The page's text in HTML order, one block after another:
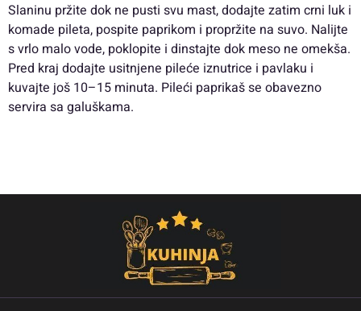
Slaninu pržite dok ne pusti svu mast, dodajte zatim crni luk i
komade pileta, pospite paprikom i propržite na suvo. Nalijte
s vrlo malo vode, poklopite i dinstajte dok meso ne omekša.
Pred kraj dodajte usitnjene pileće iznutrice i pavlaku i
kuvajte još 10–15 minuta. Pileći paprikaš se obavezno
servira sa galuškama.